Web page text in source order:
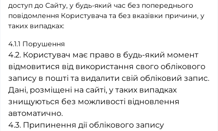
доступ до Сайту, у будь-який час без попереднього
повідомлення Користувача та без вказівки причини, у
таких випадках:
4.1.1 Порушення
4.2. Користувач має право в будь-який момент
відмовитися від використання свого облікового
запису в пошті та видалити свій обліковий запис.
Дані, розміщені на сайті, у таких випадках
знищуються без можливості відновлення
автоматично.
4.3. Припинення дії облікового запису